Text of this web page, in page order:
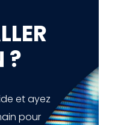
?
et ayez
pour